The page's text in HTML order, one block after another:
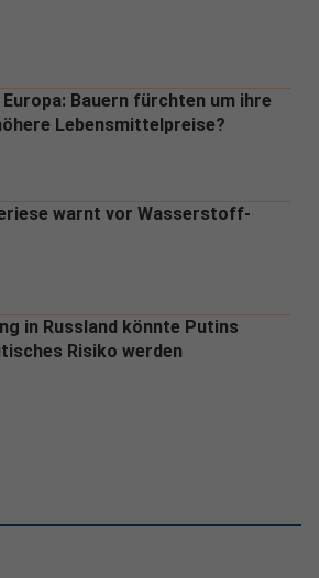
Europa: Bauern fürchten um ihre
Lebensmittelpreise?
warnt vor Wasserstoff-
in Russland könnte Putins
Risiko werden